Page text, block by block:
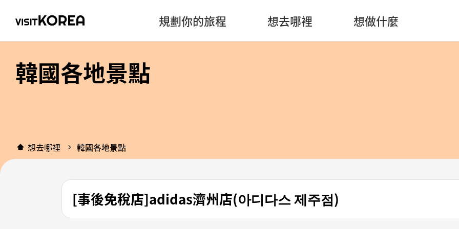
規劃你的旅程 想去哪裡 想做什麼
韓國各地景點
想去哪裡 韓國各地景點
[事後免稅店]adidas濟州店(아디다스 제주점)